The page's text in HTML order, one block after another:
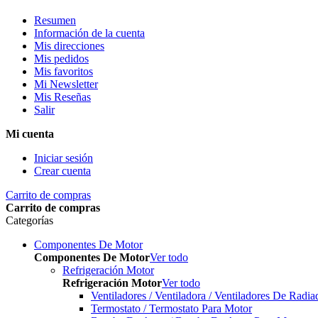
Resumen
Información de la cuenta
Mis direcciones
Mis pedidos
Mis favoritos
Mi Newsletter
Mis Reseñas
Salir
Mi cuenta
Iniciar sesión
Crear cuenta
Carrito de compras
Carrito de compras
Categorías
Componentes De Motor
Componentes De MotorVer todo
Refrigeración Motor
Refrigeración MotorVer todo
Ventiladores / Ventiladora / Ventiladores De
Termostato / Termostato Para Motor